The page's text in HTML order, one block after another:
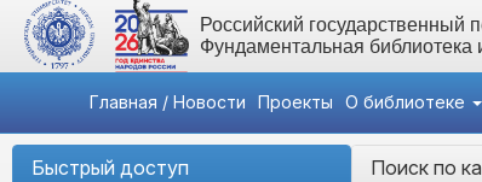
Российский государственный
Фундаментальная
Главная / Новости Проекты О библиотеке
Быстрый доступ Поиск по